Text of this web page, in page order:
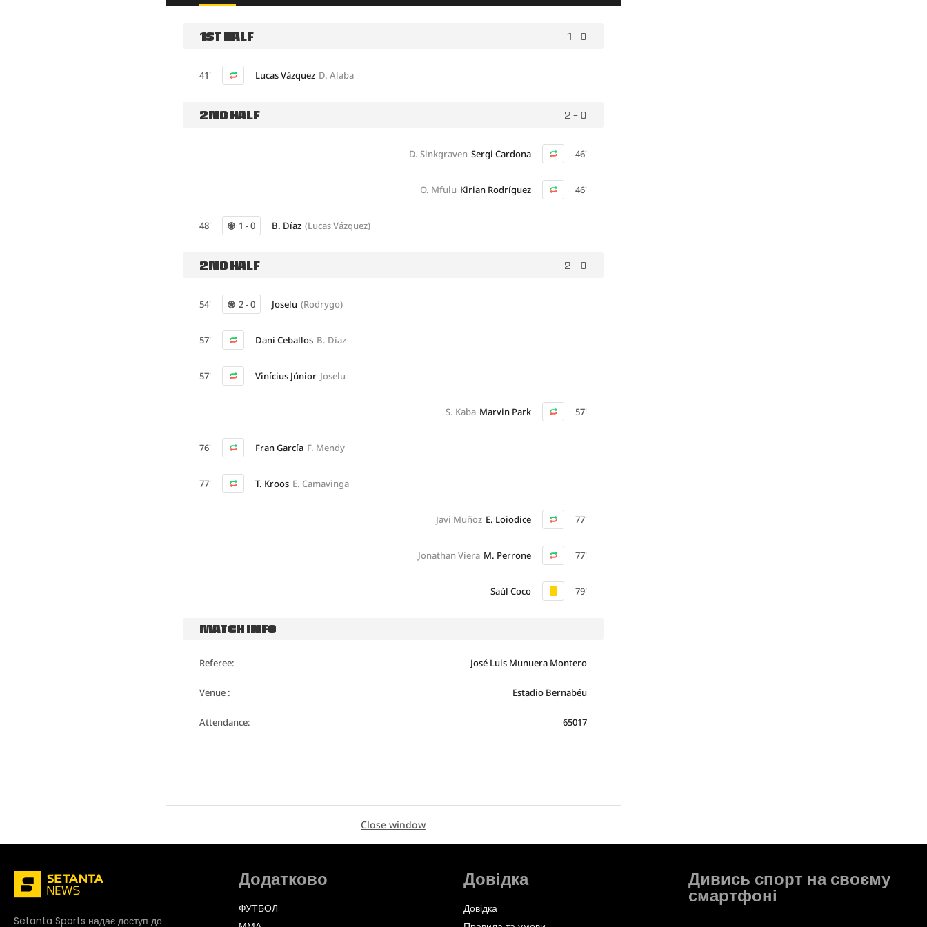
1ST HALF 1 - 0
41' Lucas Vázquez D. Alaba
2ND HALF 2 - 0
46'
Sergi Cardona
D. Sinkgraven
46'
Kirian Rodríguez
O. Mfulu
48' 1 - 0 B. Díaz (Lucas Vázquez)
2ND HALF 2 - 0
54' 2 - 0 Joselu (Rodrygo)
57' Dani Ceballos B. Díaz
57' Vinícius Júnior Joselu
57'
Marvin Park
S. Kaba
76' Fran García F. Mendy
77' T. Kroos E. Camavinga
77'
E. Loiodice
Javi Muñoz
77'
M. Perrone
Jonathan Viera
79'
Saúl Coco
MATCH INFO
Referee: José Luis Munuera Montero
Venue : Estadio Bernabéu
Attendance: 65017
Close window
Setanta Sports надає доступ до
Додатково
ФУТБОЛ
Довідка
Довідка
Дивись спорт на своєму
смартфоні